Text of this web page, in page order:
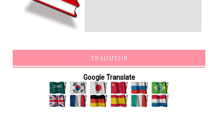
TRADUTOR
Google Translate